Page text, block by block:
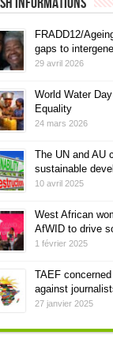
FRADD12/
gaps to
29 avril 2026
World Water
Equality
24 mars 2026
The UN and AU
sustainable
10 avril 2025
West African
AfWID to drive
1 février 2025
TAEF
against
27 janvier 2025